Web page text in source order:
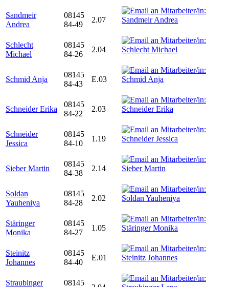
Sandmeir
Andrea
08145
84-49
2.07
Schlecht
Michael
08145
84-26
2.04
Schmid Anja
08145
84-43
E.03
Schneider Erika
08145
84-22
2.03
Schneider
Jessica
08145
84-10
1.19
Sieber Martin
08145
84-38
2.14
Soldan
Yauheniya
08145
84-28
2.02
Stäringer
Monika
08145
84-27
1.05
Steinitz
Johannes
08145
84-40
E.01
Straubinger
08145